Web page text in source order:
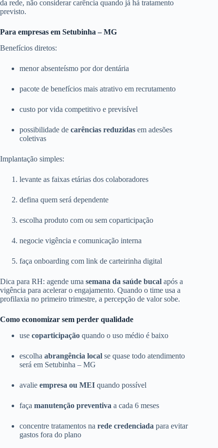
da rede, não considerar carência quando já há tratamento
previsto.
Para empresas em Setubinha – MG
Benefícios diretos:
menor absenteísmo por dor dentária
pacote de benefícios mais atrativo em recrutamento
custo por vida competitivo e previsível
possibilidade de carências reduzidas em adesões
coletivas
Implantação simples:
levante as faixas etárias dos colaboradores
defina quem será dependente
escolha produto com ou sem coparticipação
negocie vigência e comunicação interna
faça onboarding com link de carteirinha digital
Dica para RH: agende uma semana da saúde bucal após a
vigência para acelerar o engajamento. Quando o time usa a
profilaxia no primeiro trimestre, a percepção de valor sobe.
Como economizar sem perder qualidade
use coparticipação quando o uso médio é baixo
escolha abrangência local se quase todo atendimento
será em Setubinha – MG
avalie empresa ou MEI quando possível
faça manutenção preventiva a cada 6 meses
concentre tratamentos na rede credenciada para evitar
gastos fora do plano